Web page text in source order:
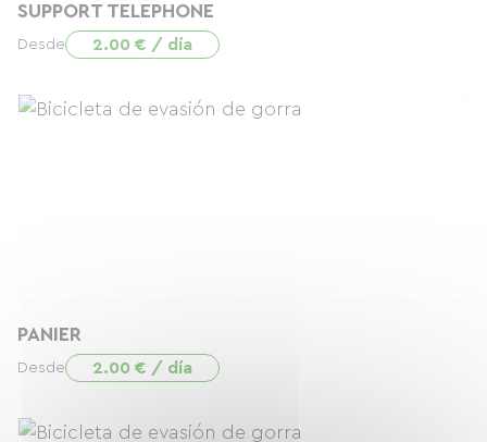
SUPPORT TELEPHONE
Desde 2.00 € / día
PANIER
Desde 2.00 € / día